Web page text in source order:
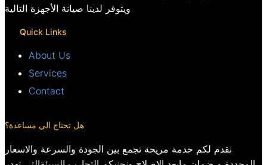
ويتوفر لدينا صيانة الأجهزة التالية
Quick Links
About Us
Services
Contact
هل تحتاج الي مساعدة؟
نقدم لكم خدمة مريحة تجمع بين الجودة والسرعة والاسعار